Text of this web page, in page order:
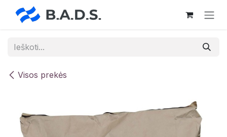
Skip to Content
Visos prekės